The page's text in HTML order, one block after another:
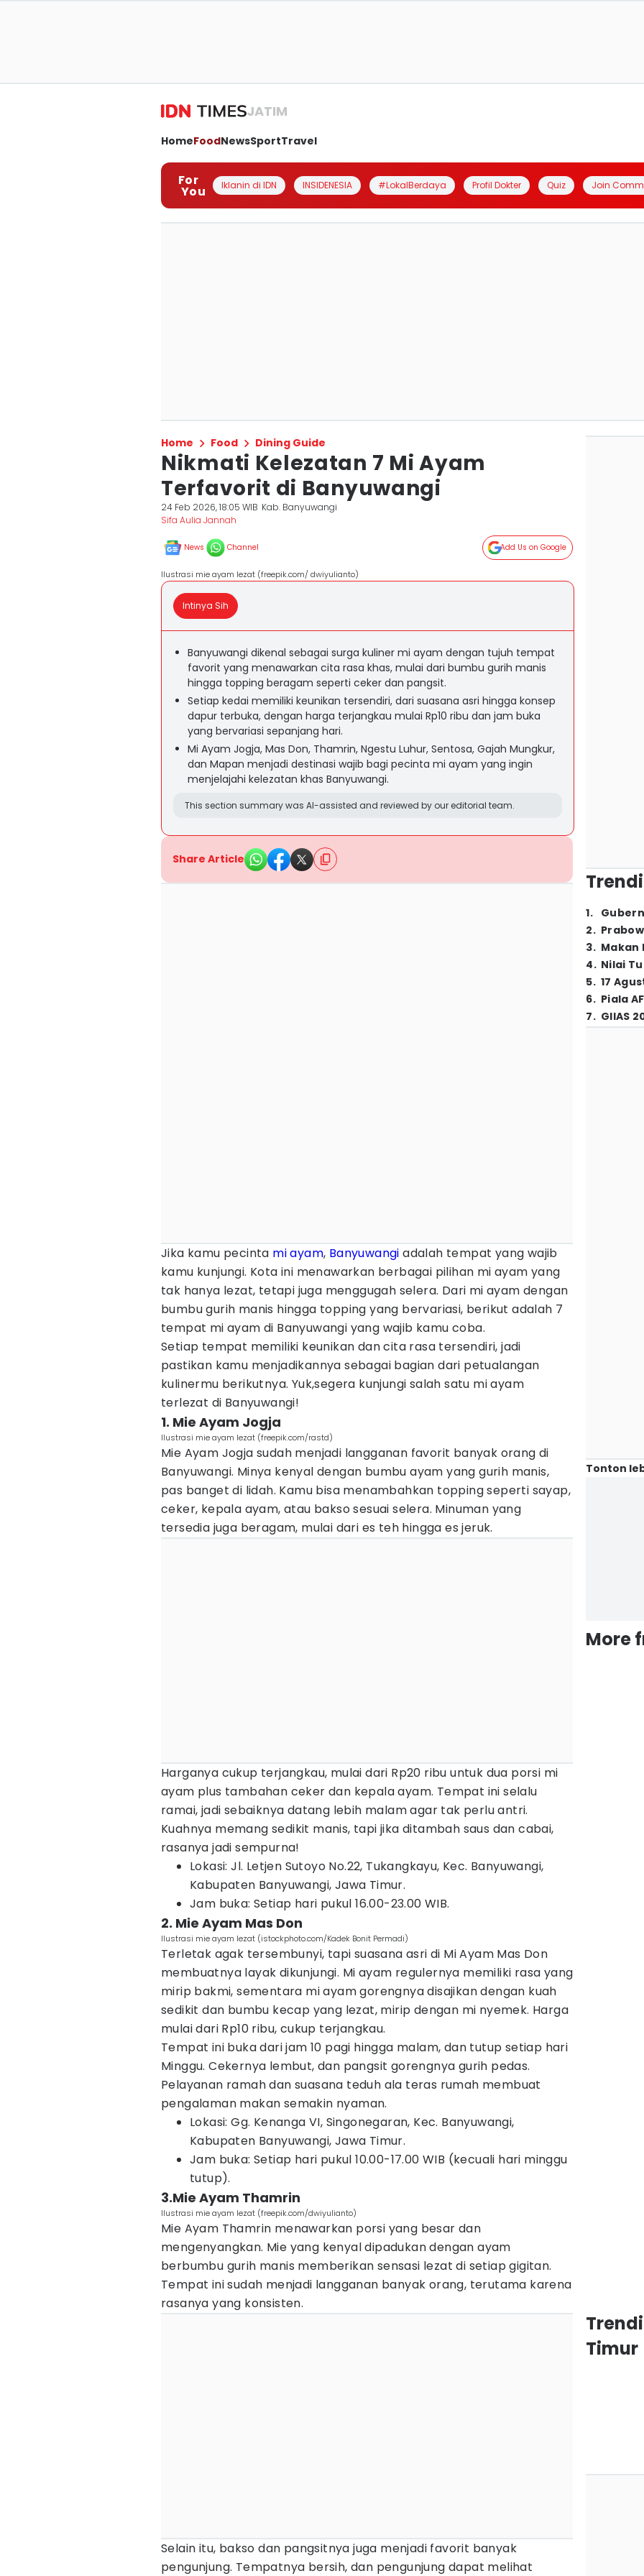
JATIM
HomeFoodNewsSportTravel
For
You Iklanin di IDN INSIDENESIA #LokalBerdaya Profil Dokter Quiz Join
Home Food Dining Guide
Nikmati Kelezatan 7 Mi Ayam
Terfavorit di Banyuwangi
24 Feb 2026, 18:05 WIB Kab. Banyuwangi
Sifa Aulia Jannah
News Channel Add Us on Google
Ilustrasi mie ayam lezat (freepik.com/ dwiyulianto)
Intinya Sih
Banyuwangi dikenal sebagai surga kuliner mi ayam dengan tujuh tempat
favorit yang menawarkan cita rasa khas, mulai dari bumbu gurih manis
hingga topping beragam seperti ceker dan pangsit.
Setiap kedai memiliki keunikan tersendiri, dari suasana asri hingga konsep
dapur terbuka, dengan harga terjangkau mulai Rp10 ribu dan jam buka
yang bervariasi sepanjang hari.
Mi Ayam Jogja, Mas Don, Thamrin, Ngestu Luhur, Sentosa, Gajah Mungkur,
dan Mapan menjadi destinasi wajib bagi pecinta mi ayam yang ingin
menjelajahi kelezatan khas Banyuwangi.
This section summary was AI-assisted and reviewed by our editorial team.
Share Article
Jika kamu pecinta mi ayam, Banyuwangi adalah tempat yang wajib
kamu kunjungi. Kota ini menawarkan berbagai pilihan mi ayam yang
tak hanya lezat, tetapi juga menggugah selera. Dari mi ayam dengan
bumbu gurih manis hingga topping yang bervariasi, berikut adalah 7
tempat mi ayam di Banyuwangi yang wajib kamu coba.
Setiap tempat memiliki keunikan dan cita rasa tersendiri, jadi
pastikan kamu menjadikannya sebagai bagian dari petualangan
kulinermu berikutnya. Yuk,segera kunjungi salah satu mi ayam
terlezat di Banyuwangi!
1. Mie Ayam Jogja
Ilustrasi mie ayam lezat (freepik.com/rastd)
Mie Ayam Jogja sudah menjadi langganan favorit banyak orang di
Banyuwangi. Minya kenyal dengan bumbu ayam yang gurih manis,
pas banget di lidah. Kamu bisa menambahkan topping seperti sayap,
ceker, kepala ayam, atau bakso sesuai selera. Minuman yang
tersedia juga beragam, mulai dari es teh hingga es jeruk.
Harganya cukup terjangkau, mulai dari Rp20 ribu untuk dua porsi mi
ayam plus tambahan ceker dan kepala ayam. Tempat ini selalu
ramai, jadi sebaiknya datang lebih malam agar tak perlu antri.
Kuahnya memang sedikit manis, tapi jika ditambah saus dan cabai,
rasanya jadi sempurna!
Lokasi: Jl. Letjen Sutoyo No.22, Tukangkayu, Kec. Banyuwangi,
Kabupaten Banyuwangi, Jawa Timur.
Jam buka: Setiap hari pukul 16.00-23.00 WIB.
2. Mie Ayam Mas Don
Ilustrasi mie ayam lezat (istockphoto.com/Kadek Bonit Permadi)
Terletak agak tersembunyi, tapi suasana asri di Mi Ayam Mas Don
membuatnya layak dikunjungi. Mi ayam regulernya memiliki rasa yang
mirip bakmi, sementara mi ayam gorengnya disajikan dengan kuah
sedikit dan bumbu kecap yang lezat, mirip dengan mi nyemek. Harga
mulai dari Rp10 ribu, cukup terjangkau.
Tempat ini buka dari jam 10 pagi hingga malam, dan tutup setiap hari
Minggu. Cekernya lembut, dan pangsit gorengnya gurih pedas.
Pelayanan ramah dan suasana teduh ala teras rumah membuat
pengalaman makan semakin nyaman.
Lokasi: Gg. Kenanga VI, Singonegaran, Kec. Banyuwangi,
Kabupaten Banyuwangi, Jawa Timur.
Jam buka: Setiap hari pukul 10.00-17.00 WIB (kecuali hari minggu
tutup).
3.Mie Ayam Thamrin
Ilustrasi mie ayam lezat (freepik.com/dwiyulianto)
Mie Ayam Thamrin menawarkan porsi yang besar dan
mengenyangkan. Mie yang kenyal dipadukan dengan ayam
berbumbu gurih manis memberikan sensasi lezat di setiap gigitan.
Tempat ini sudah menjadi langganan banyak orang, terutama karena
rasanya yang konsisten.
Selain itu, bakso dan pangsitnya juga menjadi favorit banyak
pengunjung. Tempatnya bersih, dan pengunjung dapat melihat
1.
2.
3. Makan
4. Nilai
5. 17
6. Piala
7. GIIAS
Tonton
More
Timur